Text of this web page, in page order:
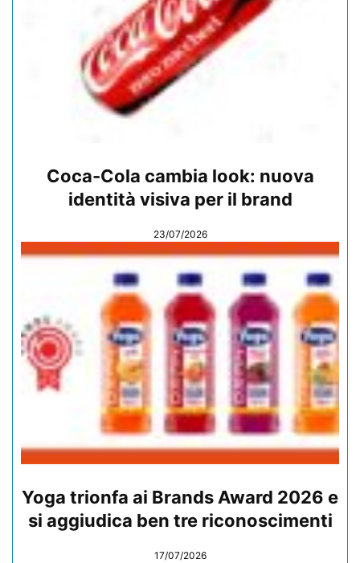
Coca-Cola cambia look: nuova
identità visiva per il brand
23/07/2026
Yoga trionfa ai Brands Award 2026 e
si aggiudica ben tre riconoscimenti
17/07/2026